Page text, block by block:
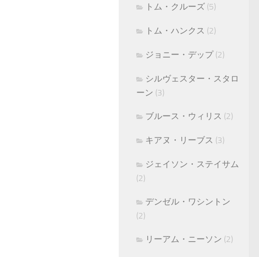
トム・クルーズ (5)
トム・ハンクス (2)
ジョニー・デップ(2)
シルヴェスター・スタロ
ーン (3)
ブルース・ウィリス (2)
キアヌ・リーブス (3)
ジェイソン・ステイサム
(2)
デンゼル・ワシントン
(2)
リーアム・ニーソン (2)